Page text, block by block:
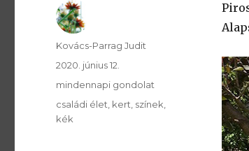
Szerző
Kovács-Parrag Judit
Publikálva
2020. június 12.
Témakör
mindennapi gondolat
Kulcsszavak
családi élet kert színek
kék